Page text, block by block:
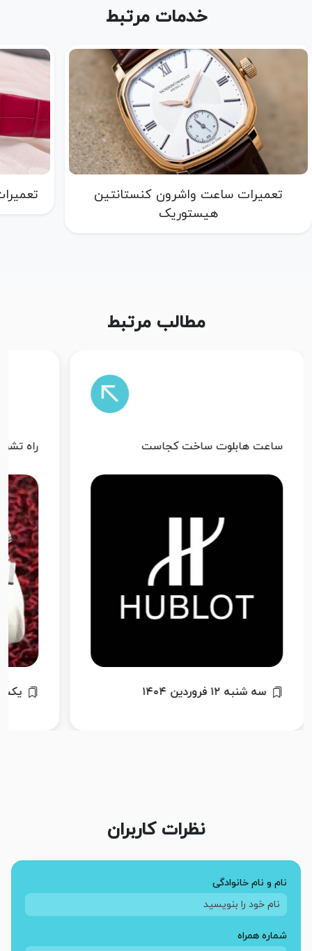
خدمات مرتبط
تعمیرات ساعت واشرون کنستانتین
هیستوریک
مطالب مرتبط
راه تشخیص اصل بودن ساعت هابلوت
یکشنبه ۱۹ بهمن ۱۴۰۴
نظرات کاربران
نام و نام خانوادگی
شماره همراه